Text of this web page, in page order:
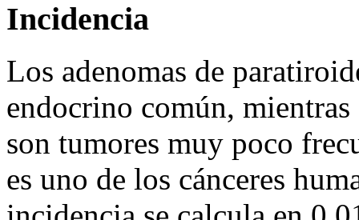
Incidencia
Los adenomas de
endocrino común,
son tumores muy poco
es uno de los cánceres